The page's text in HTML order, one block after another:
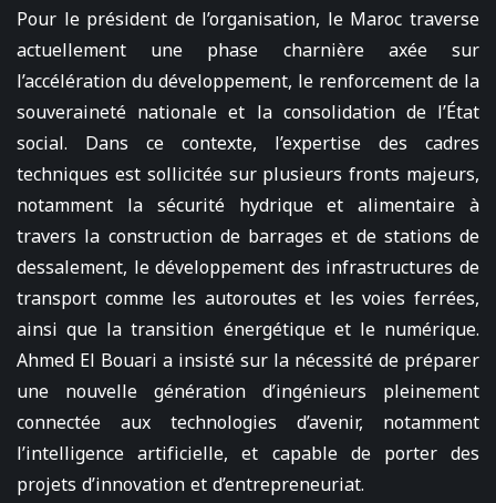
Pour le président de l’organisation, le Maroc traverse
actuellement une phase charnière axée sur
l’accélération du développement, le renforcement de la
souveraineté nationale et la consolidation de l’État
social. Dans ce contexte, l’expertise des cadres
techniques est sollicitée sur plusieurs fronts majeurs,
notamment la sécurité hydrique et alimentaire à
travers la construction de barrages et de stations de
dessalement, le développement des infrastructures de
transport comme les autoroutes et les voies ferrées,
ainsi que la transition énergétique et le numérique.
Ahmed El Bouari a insisté sur la nécessité de préparer
une nouvelle génération d’ingénieurs pleinement
connectée aux technologies d’avenir, notamment
l’intelligence artificielle, et capable de porter des
projets d’innovation et d’entrepreneuriat.